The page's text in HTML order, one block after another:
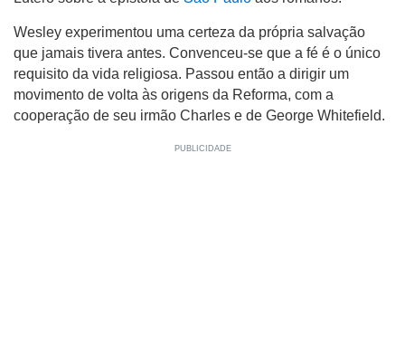
Wesley experimentou uma certeza da própria salvação
que jamais tivera antes. Convenceu-se que a fé é o único
requisito da vida religiosa. Passou então a dirigir um
movimento de volta às origens da Reforma, com a
cooperação de seu irmão Charles e de George Whitefield.